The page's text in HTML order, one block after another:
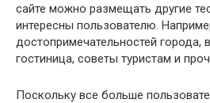
сайте можно размещать другие
интересны пользователю.
достопримечательностей
гостиница, советы туристам и
Поскольку все больше